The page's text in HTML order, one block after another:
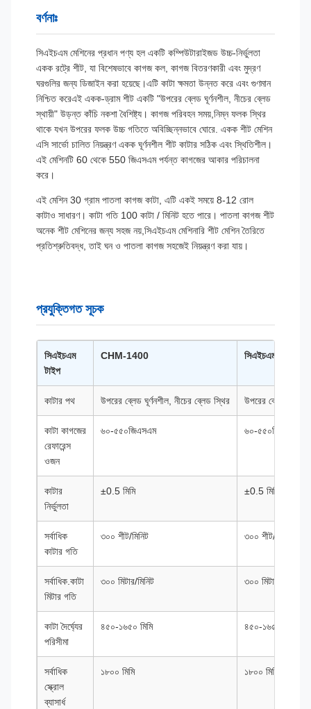
বর্ণনাঃ
সিএইচএম মেশিনের প্রধান পণ্য হল একটি কম্পিউটারাইজড উচ্চ-নির্ভুলতা
একক রট্রে শীট, যা বিশেষভাবে কাগজ কল, কাগজ বিতরণকারী এবং মুদ্রণ
ঘরগুলির জন্য ডিজাইন করা হয়েছে।এটি কাটা ক্ষমতা উন্নত করে এবং গুণমান
নিশ্চিত করেএই একক-ড্রাম শীট একটি "উপরের ব্লেড ঘূর্ণনশীল, নীচের ব্লেড
স্থায়ী" উড়ন্ত কাঁচি নকশা বৈশিষ্ট্য। কাগজ পরিবহন সময়,নিম্ন ফলক স্থির
থাকে যখন উপরের ফলক উচ্চ গতিতে অবিচ্ছিন্নভাবে ঘোরে. একক শীট মেশিন
এসি সার্ভো চালিত নিয়ন্ত্রণ একক ঘূর্ণনশীল শীট কাটার সঠিক এবং স্থিতিশীল।
এই মেশিনটি 60 থেকে 550 জিএসএম পর্যন্ত কাগজের আকার পরিচালনা
করে।
এই মেশিন 30 গ্রাম পাতলা কাগজ কাটা, এটি একই সময়ে 8-12 রোল
কাটাও সাধারণ। কাটা গতি 100 কাটা / মিনিট হতে পারে। পাতলা কাগজ শীট
অনেক শীট মেশিনের জন্য সহজ নয়,সিএইচএম মেশিনারি শীট মেশিন তৈরিতে
প্রতিশ্রুতিবদ্ধ, তাই ঘন ও পাতলা কাগজ সহজেই নিয়ন্ত্রণ করা যায়।
প্রযুক্তিগত সূচক
সিএইচএম
টাইপ
CHM-1400 সিএইচএম-১৭০০
কাটার পথ উপরের ব্লেড ঘূর্ণনশীল, নীচের ব্লেড স্থির উপরের ব্লেড
কাটা কাগজের
রেফারেন্স
ওজন
৬০-৫৫০জিএসএম ৬০-৫৫০জিএসএম
কাটার
নির্ভুলতা
±0.5 মিমি ±0.5 মিমি
সর্বাধিক
কাটার গতি
৩০০ শীট/মিনিট ৩০০ শীট/মিনিট
সর্বাধিক.কাটা
মিটার গতি
৩০০ মিটার/মিনিট ৩০০ মিটার/মিনিট
কাটা দৈর্ঘ্যের
পরিসীমা
৪৫০-১৬৫০ মিমি ৪৫০-১৬৫০ মিমি
সর্বাধিক
স্ক্রোল
ব্যাসার্ধ
১৮০০ মিমি ১৮০০ মিমি